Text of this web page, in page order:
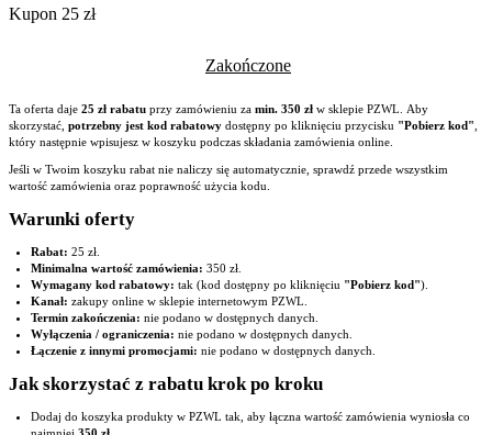
Kupon 25 zł
Zakończone
Ta oferta daje 25 zł rabatu przy zamówieniu za min. 350 zł w sklepie PZWL. Aby
skorzystać, potrzebny jest kod rabatowy dostępny po kliknięciu przycisku "Pobierz kod"
który następnie wpisujesz w koszyku podczas składania zamówienia online.
Jeśli w Twoim koszyku rabat nie naliczy się automatycznie, sprawdź przede wszystkim
wartość zamówienia oraz poprawność użycia kodu.
Warunki oferty
Rabat: 25 zł.
Minimalna wartość zamówienia: 350 zł.
Wymagany kod rabatowy: tak (kod dostępny po kliknięciu "Pobierz kod").
Kanał: zakupy online w sklepie internetowym PZWL.
Termin zakończenia: nie podano w dostępnych danych.
Wyłączenia / ograniczenia: nie podano w dostępnych danych.
Łączenie z innymi promocjami: nie podano w dostępnych danych.
Jak skorzystać z rabatu krok po kroku
Dodaj do koszyka produkty w PZWL tak, aby łączna wartość zamówienia wyniosła co